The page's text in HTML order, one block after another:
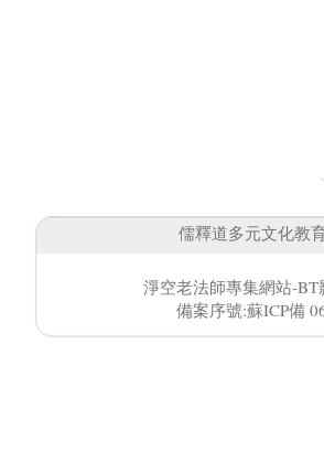
儒釋道多元文化教
淨空老法師專集網站-
備案序號:蘇ICP備